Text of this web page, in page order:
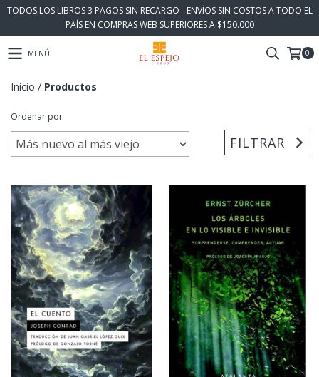
TODOS LOS LIBROS 3 PAGOS SIN RECARGO - ENVÍOS SIN COSTOS A TODO EL
PAÍS EN COMPRAS WEB SUPERIORES A $150.000
MENÚ 0
Inicio / Productos
Ordenar por
FILTRAR